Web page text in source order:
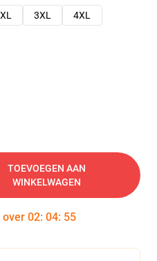
3XL
4XL
TOEVOEGEN AAN
WINKELWAGEN
over 02: 04: 54